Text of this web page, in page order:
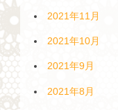
2021年11月
2021年10月
2021年9月
2021年8月